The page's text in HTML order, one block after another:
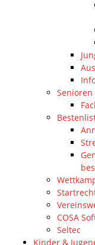
Senioren
COSA
Seltec
Kinder &